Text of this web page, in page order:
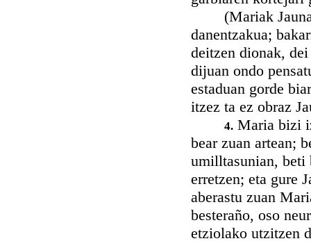
(Mariak
danentzakua;
deitzen dionak,
dijuan ondo
estaduan gorde
itzez ta ez obraz
4. Maria bizi
bear zuan artean;
umilltasunian, beti
erretzen; eta gure
aberastu zuan
besteraño, oso
etziolako utzitzen